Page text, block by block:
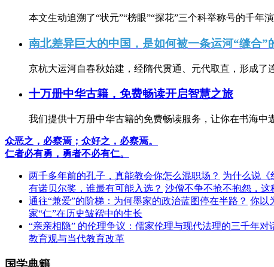
本文生动追溯了“状元”“榜眼”“探花”三个科举称号的千年
南北差异巨大的中国，是如何被一条运河“缝合”
京杭大运河自春秋始建，经隋代贯通、元代取直，形成了
十万册中华古籍，免费畅读开启智慧之旅
我们提供十万册中华古籍的免费畅读服务，让你在书海中
众恶之，必察焉；众好之，必察焉。
仁者必有勇，勇者不必有仁。
两千多年前的孔子，真能教会你怎么混职场？ 为什么说《
有诺贝尔奖，谁最有可能入选？ 沙僧不争不抢不抱怨，这
通往“兼爱”的阶梯：为何墨家的政治蓝图停在半路？ 你以
家“仁”在历史皱褶中的生长
“亲亲相隐” 的伦理争议：儒家伦理与现代法理的三千年对
教育观与当代教育改革
国学典籍